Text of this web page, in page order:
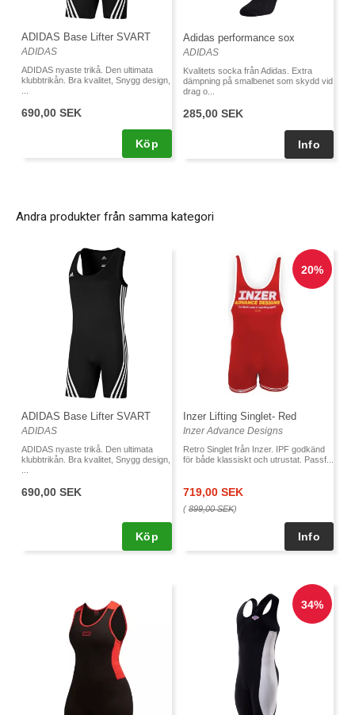
ADIDAS Base Lifter SVART
ADIDAS
ADIDAS nyaste trikå. Den ultimata
klubbtrikån. Bra kvalitet, Snygg design,
690,00 SEK
Köp
Adidas performance sox
ADIDAS
Kvalitets socka från Adidas. Extra
dämpning på smalbenet som skydd vid
drag o...
285,00 SEK
Andra produkter från samma kategori
ADIDAS Base Lifter SVART
ADIDAS
ADIDAS nyaste trikå. Den ultimata
klubbtrikån. Bra kvalitet, Snygg design,
690,00 SEK
Köp
Inzer Lifting Singlet- Red
Inzer Advance Designs
Retro Singlet från Inzer. IPF godkänd
för både klassiskt och utrustat. Passf...
719,00 SEK
(899,00 SEK)